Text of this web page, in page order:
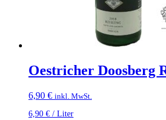
Oestricher Doosberg
6,90 € inkl. MwSt.
6,90 € / Liter